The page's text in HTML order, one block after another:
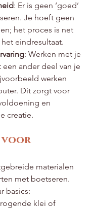
: Er is geen ‘goed’
Je hoeft geen
het proces is net
eindresultaat.
: Werken met je
een ander deel van je
werken
Dit zorgt voor
en
creatie.
voor
materialen
met boetseren.
basics:
klei of